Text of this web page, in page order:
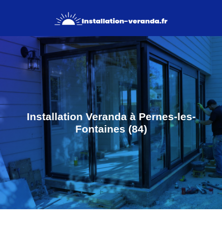
Installation Veranda à Pernes-les-
Fontaines (84)